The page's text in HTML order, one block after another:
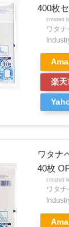
400枚
created
ワタ
楽天
ワタナ
40枚
created
ワタ